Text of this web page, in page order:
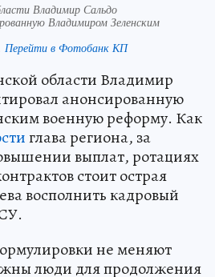
Владимир Сальдо
Владимиром Зеленским
Перейти в Фотобанк КП
области Владимир
анонсированную
военную реформу. Как
глава региона, за
выплат, ротациях
стоит острая
восполнить кадровый
не меняют
люди для продолжения